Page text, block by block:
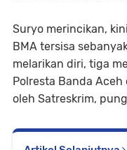
Suryo merincikan,
BMA tersisa
melarikan diri, tiga
Polresta Banda
oleh Satreskrim,